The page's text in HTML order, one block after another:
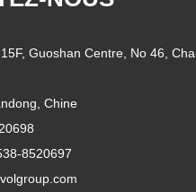
Guoshan Centre, No 46,
Chine
8520697